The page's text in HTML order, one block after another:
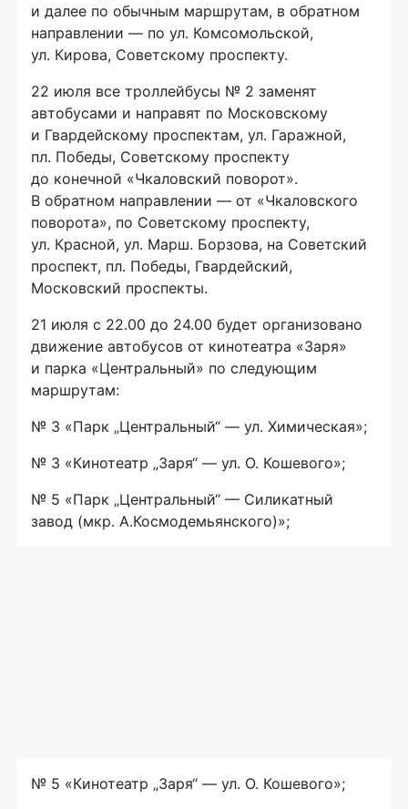
и далее по обычным маршрутам, в обратном
направлении — по ул. Комсомольской,
ул. Кирова, Советскому проспекту.
22 июля все троллейбусы № 2 заменят
автобусами и направят по Московскому
и Гвардейскому проспектам, ул. Гаражной,
пл. Победы, Советскому проспекту
до конечной «Чкаловский поворот».
В обратном направлении — от «Чкаловского
поворота», по Советскому проспекту,
ул. Красной, ул. Марш. Борзова, на Советский
проспект, пл. Победы, Гвардейский,
Московский проспекты.
21 июля с 22.00 до 24.00 будет организовано
движение автобусов от кинотеатра «Заря»
и парка «Центральный» по следующим
маршрутам:
№ 3 «Парк „Центральный“ — ул. Химическая»;
№ 3 «Кинотеатр „Заря“ — ул. О. Кошевого»;
№ 5 «Парк „Центральный“ — Силикатный
завод (мкр. А.Космодемьянского)»;
№ 5 «Кинотеатр „Заря“ — ул. О. Кошевого»;